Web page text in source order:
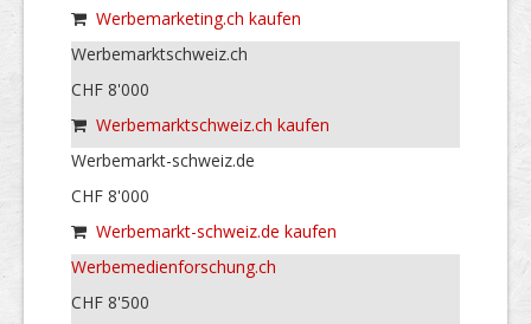
Werbemarketing.ch kaufen
Werbemarktschweiz.ch
CHF 8'000
Werbemarktschweiz.ch kaufen
Werbemarkt-schweiz.de
CHF 8'000
Werbemarkt-schweiz.de kaufen
Werbemedienforschung.ch
CHF 8'500